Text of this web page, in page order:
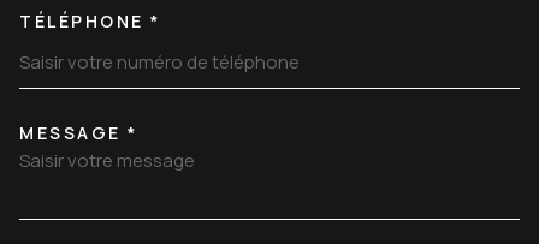
TÉLÉPHONE *
TRAD_MELTEM_VOREDEMANDE
MESSAGE *